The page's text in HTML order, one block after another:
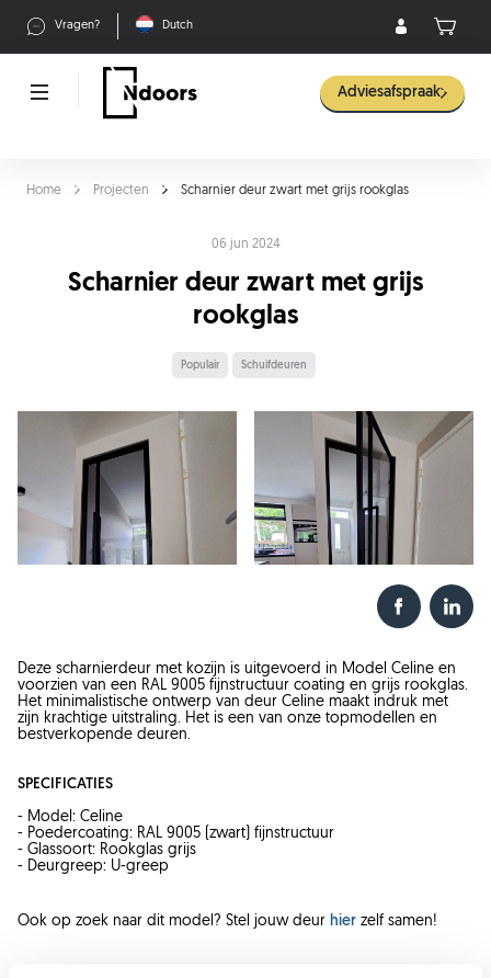
Vragen? Dutch
Adviesafspraak
Home Projecten Scharnier deur zwart met grijs rookglas
06 jun 2024
Scharnier deur zwart met grijs
rookglas
Populair Schuifdeuren
Deze scharnierdeur met kozijn is uitgevoerd in Model Celine en
voorzien van een RAL 9005 fijnstructuur coating en grijs rookglas.
Het minimalistische ontwerp van deur Celine maakt indruk met
zijn krachtige uitstraling. Het is een van onze topmodellen en
bestverkopende deuren.
SPECIFICATIES
- Model: Celine
- Poedercoating: RAL 9005 (zwart) fijnstructuur
- Glassoort: Rookglas grijs
- Deurgreep: U-greep
Ook op zoek naar dit model? Stel jouw deur hier zelf samen!